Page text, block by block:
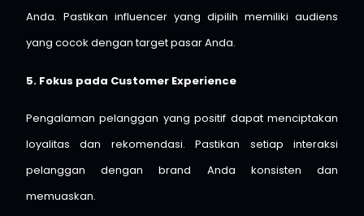
Anda. Pastikan influencer yang dipilih memiliki audiens
yang cocok dengan target pasar Anda.
5. Fokus pada Customer Experience
Pengalaman pelanggan yang positif dapat menciptakan
loyalitas dan rekomendasi. Pastikan setiap interaksi
pelanggan dengan brand Anda konsisten dan
memuaskan.